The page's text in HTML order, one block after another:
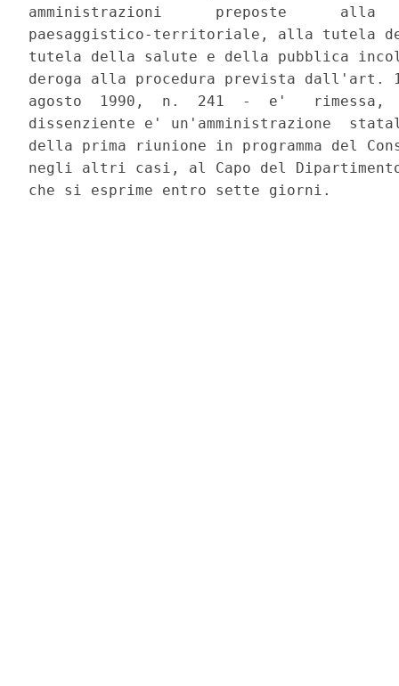
amministrazioni      preposte      alla
paesaggistico-territoriale, alla tutela
tutela della salute e della pubblica
deroga alla procedura prevista dall'art.
agosto  1990,  n.  241  -  e'   rimessa,
dissenziente e' un'amministrazione
della prima riunione in programma del
negli altri casi, al Capo del